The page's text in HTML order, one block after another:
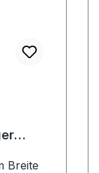
Breite